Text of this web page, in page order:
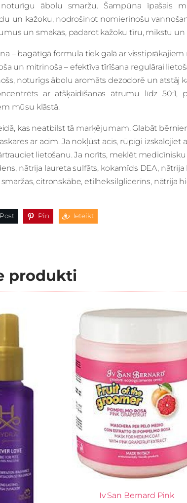
noturīgu ābolu smaržu. Šampūna īpašais
un kažoku, nodrošinot nomierinošu
un smakas, padarot kažoku tīru, mīkstu un
– bagātīgā formula tiek galā ar
un mitrinoša – efektīva tīrīšana regulārai
noturīgs ābolu aromāts dezodorē un atstāj
ar atšķaidīšanas ātrumu līdz
mūsu klāstā.
kas neatbilst tā marķējumam. Glabāt
ar acīm. Ja nokļūst acīs, rūpīgi izskalojiet
lietošanu. Ja norīts, meklēt
nātrija laureta sulfāts, kokamīds DEA,
citronskābe, etilheksilglicerīns, nātrija
Post Pin Ieteikt
produkti
Iv San Bernard Pink